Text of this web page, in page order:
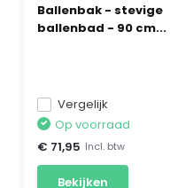
Ballenbak - stevige
ballenbad - 90 cm...
Vergelijk
Op voorraad
€ 71,95 Incl. btw
Bekijken